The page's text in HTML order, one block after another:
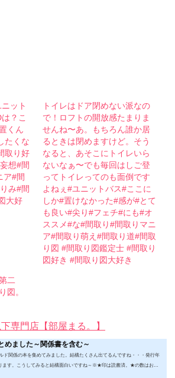
ット
？こ
くん
たくな
取り好
想#間
ア#間
み#間
大好
トイレはドア閉めない派なの
で！ロフトの開放感たまりま
せんね〜あ。もちろん誰か居
るときは閉めますけど。そう
なると、あそこにトイレいら
ないなぁ〜でも毎回はしご登
ってトイレってのも面倒です
よねぇ#ユニットバス#ここに
しか#置けなかった#感が#とて
も良い#尖り#フェチ#にも#オ
ススメ#な#間取り#間取りマニ
ア#間取り萌え#間取り道#間取
り図 #間取り図鑑定士 #間取り
図好き #間取り図大好き
二
図。
専門店【部屋まる。】
めました～関係書を含む～
ド関係の本を集めてみました。結構たくさん出てるんですね・・・発行年
ます。こうしてみると結構面白いですね～※★印は読書済。★の数はおす